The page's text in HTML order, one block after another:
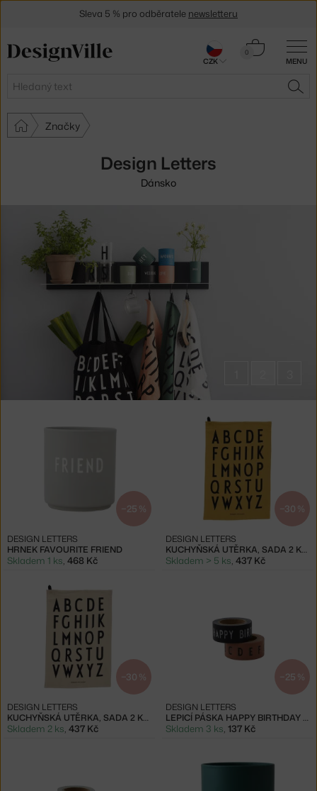
MENU
Hledat
0
Košík
Značky
Design Letters
Dánsko
−25 %
HRNEK FAVOURITE FRIEND
DESIGN LETTERS
Skladem 1 ks, 468 Kč
−30 %
KUCHYŇSKÁ UTĚRKA, SADA 2 KS, HONEY
DESIGN LETTERS
Skladem > 5 ks, 437 Kč
−30 %
KUCHYŇSKÁ UTĚRKA, SADA 2 KS, BEIGE
DESIGN LETTERS
Skladem 2 ks, 437 Kč
−25 %
LEPICÍ PÁSKA HAPPY BIRTHDAY 2KS
DESIGN LETTERS
Skladem 3 ks, 137 Kč
Sleva 5 % pro odběratele newsletteru
CZK